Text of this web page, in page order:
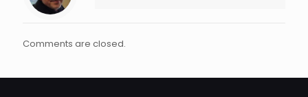
Comments are closed.